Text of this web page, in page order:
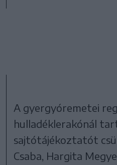
A gyergyóremetei
hulladéklerakónál
sajtótájékoztatót
Csaba, Hargita